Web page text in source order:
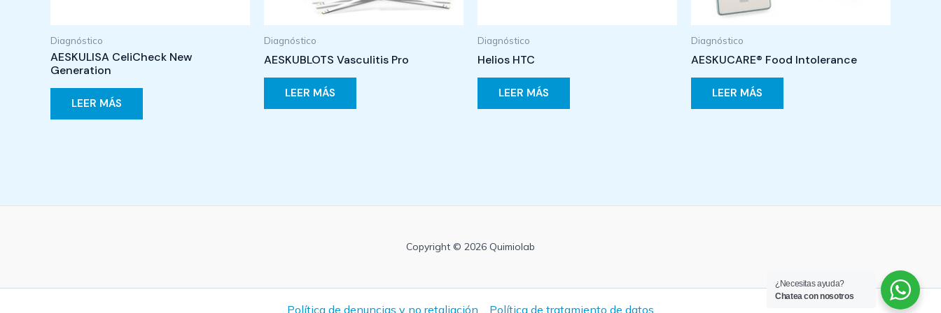
Diagnóstico
AESKULISA CeliCheck New
Generation
LEER MÁS
Diagnóstico
AESKUBLOTS Vasculitis Pro
LEER MÁS
Diagnóstico
Helios HTC
LEER MÁS
Diagnóstico
AESKUCARE® Food Intolerance
LEER MÁS
Copyright © 2026 Quimiolab
Política de denuncias y no retaliación Política de tratamiento de datos
¿Necesitas ayuda?
Chatea con nosotros